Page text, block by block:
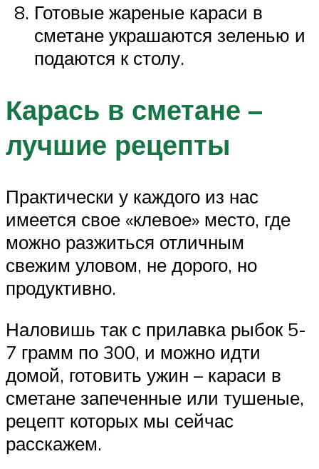
Готовые жареные караси в
сметане украшаются зеленью и
подаются к столу.
Карась в сметане –
лучшие рецепты
Практически у каждого из нас
имеется свое «клевое» место, где
можно разжиться отличным
свежим уловом, не дорого, но
продуктивно.
Наловишь так с прилавка рыбок 5-
7 грамм по 300, и можно идти
домой, готовить ужин – караси в
сметане запеченные или тушеные,
рецепт которых мы сейчас
расскажем.